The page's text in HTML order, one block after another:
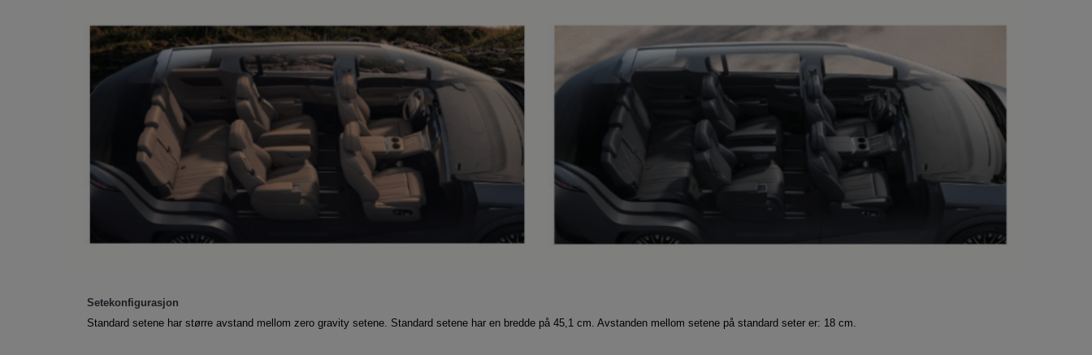
Setekonfigurasjon
Standard setene har større avstand mellom zero gravity setene. Standard setene har en bredde på 45,1 cm. Avstanden mellom setene på standard seter er: 18 cm.